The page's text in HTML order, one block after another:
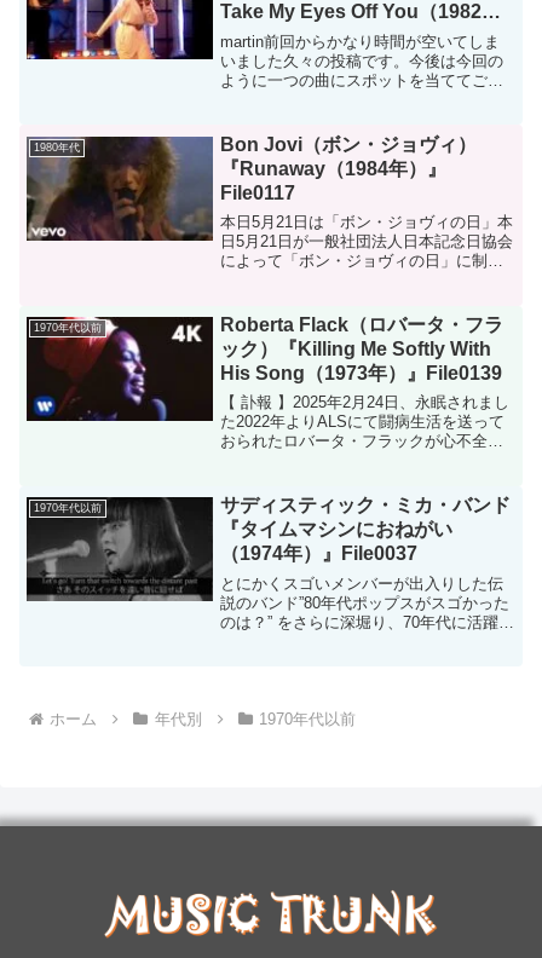
Take My Eyes Off You（1982
年）』File0108
martin前回からかなり時間が空いてしま
いました久々の投稿です。今後は今回の
ように一つの曲にスポットを当ててご紹
す。オリジナル曲リリースからすでに56
年の名曲先月、テレ...
1980年代
Bon Jovi（ボン・ジョヴィ）
『Runaway（1984年）』
File0117
本日5月21日は「ボン・ジョヴィの日」本
日5月21日が一般社団法人日本記念日協会
によって「ボン・ジョヴィの日」に制定
から発表されました。理由は40年前の
1984年5月2...
1970年代以前
Roberta Flack（ロバータ・フラ
ック）『Killing Me Softly With
His Song（1973年）』File0139
【 訃報 】2025年2月24日、永眠されまし
た2022年よりALSにて闘病生活を送って
おられたロバータ・フラックが心不全に
『やさしく歌って』1973年にリリースさ
れ...
1970年代以前
サディスティック・ミカ・バンド
『タイムマシンにおねがい
（1974年）』File0037
とにかくスゴいメンバーが出入りした伝
説のバンド”80年代ポップスがスゴかった
のは？” をさらに深堀り、70年代に活躍し
ホーム
年代別 1970年代以前